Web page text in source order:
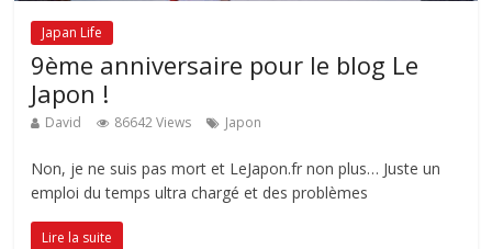
Japan Life
9ème anniversaire pour le blog Le
Japon !
David 86642 Views Japon
Non, je ne suis pas mort et LeJapon.fr non plus… Juste un
emploi du temps ultra chargé et des problèmes
Lire la suite